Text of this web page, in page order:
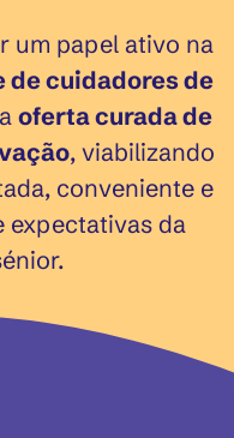
um papel ativo na
de cuidadores de
oferta curada de
, viabilizando
conveniente e
expectativas da